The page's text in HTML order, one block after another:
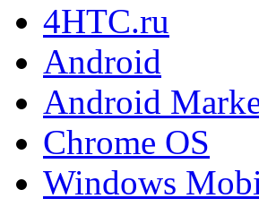
4HTC.ru
Android
Android
Chrome OS
Windows